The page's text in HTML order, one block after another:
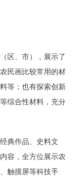
区、市），展示了
民画比较常用的材
等；也有探索创新
综合性材料，充分
典作品、史料文
容，全方位展示农
触摸屏等科技手